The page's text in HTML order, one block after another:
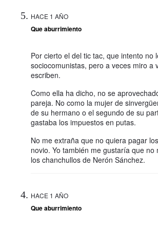
HACE 1 AÑO
Que aburrimiento
Por cierto el del tic tac, que intento no
sociocomunistas, pero a veces miro a
escriben.
Como ella ha dicho, no se
pareja. No como la mujer de
de su hermano o el segundo de su
gastaba los impuestos en putas.
No me extraña que no quiera pagar
novio. Yo también me gustaría que no
los chanchullos de Nerón Sánchez.
HACE 1 AÑO
Que aburrimiento